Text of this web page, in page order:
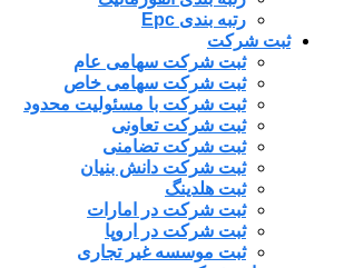
رتبه بندی Epc
ثبت شرکت
ثبت شرکت سهامی عام
ثبت شرکت سهامی خاص
ثبت شرکت با مسئولیت محدود
ثبت شرکت تعاونی
ثبت شرکت تضامنی
ثبت شرکت دانش بنیان
ثبت هلدینگ
ثبت شرکت در امارات
ثبت شرکت در اروپا
ثبت موسسه غیر تجاری